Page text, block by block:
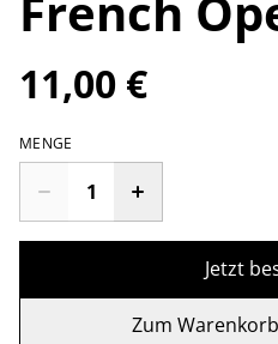
11,00 €
MENGE
Jetzt
Zum